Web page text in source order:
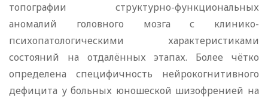
топографии структурно-функциональных
аномалий головного мозга с клинико-
психопатологическими характеристиками
состояний на отдалённых этапах. Более чётко
определена специфичность нейрокогнитивного
дефицита у больных юношеской шизофренией на